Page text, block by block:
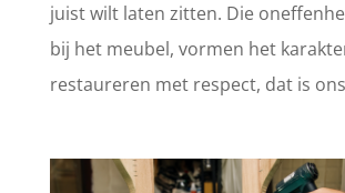
juist wilt laten zitten. Die
bij het meubel, vormen het
restaureren met respect, dat is